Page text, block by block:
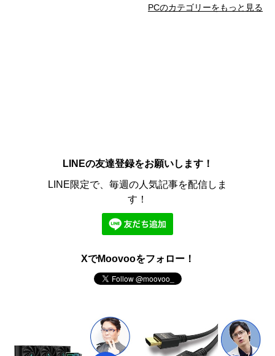
PCのカテゴリーをもっと見る
LINEの友達登録をお願いします！
LINE限定で、毎週の人気記事を配信しま
す！
XでMoovooをフォロー！